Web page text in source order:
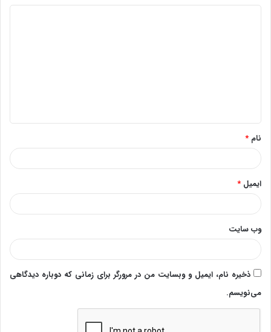
*
نام *
ایمیل *
وب‌ سایت
ذخیره نام، ایمیل و وبسایت من در مرورگر برای زمانی که دوباره دیدگاهی
می‌نویسم.